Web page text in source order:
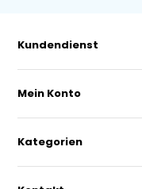
Kundendienst
Mein Konto
Kategorien